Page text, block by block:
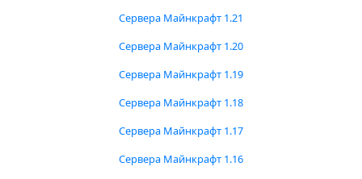
Сервера Майнкрафт 1.21
Сервера Майнкрафт 1.20
Сервера Майнкрафт 1.19
Сервера Майнкрафт 1.18
Сервера Майнкрафт 1.17
Сервера Майнкрафт 1.16